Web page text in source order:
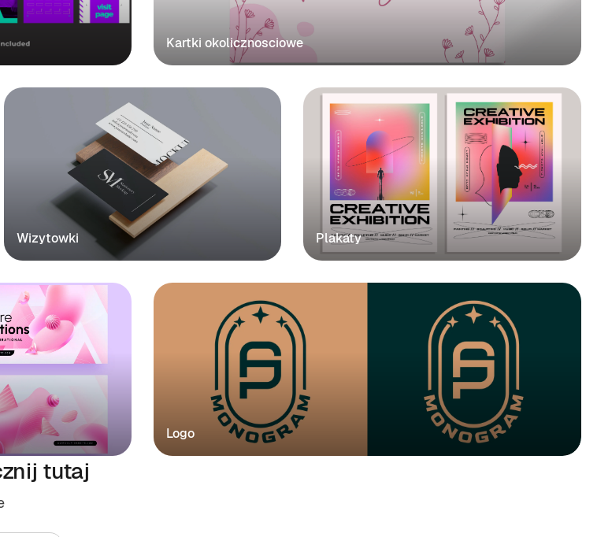
Kartki okolicznosciowe
Wizytowki Plakaty
Logo
tutaj